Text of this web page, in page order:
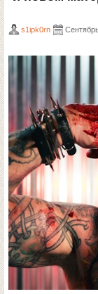
s1ipk0rn